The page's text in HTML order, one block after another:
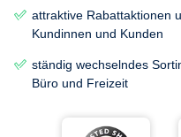
attraktive Rabattaktionen
Kundinnen und Kunden
ständig wechselndes
Büro und Freizeit